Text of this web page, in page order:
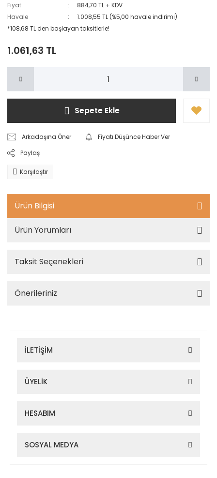
Fiyat
884,70 TL + KDV
Havale
1.008,55 TL (%5,00 havale indirimi)
*108,68 TL den başlayan taksitlerle!
1.061,63 TL
Sepete Ekle
Arkadaşına Öner
Fiyatı Düşünce Haber Ver
Paylaş
Karşılaştır
Ürün Bilgisi
Ürün Yorumları
Taksit Seçenekleri
Önerileriniz
İLETİŞİM
ÜYELİK
HESABIM
SOSYAL MEDYA